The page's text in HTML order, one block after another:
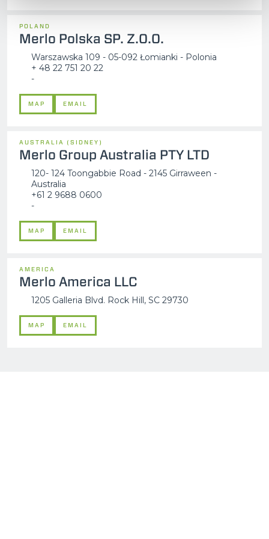
POLAND
Merlo Polska SP. Z.O.O.
Warszawska 109 - 05-092 Łomianki - Polonia
+ 48 22 751 20 22
-
MAP EMAIL
AUSTRALIA (SIDNEY)
Merlo Group Australia PTY LTD
120- 124 Toongabbie Road - 2145 Girraween -
Australia
+61 2 9688 0600
-
MAP EMAIL
AMERICA
Merlo America LLC
1205 Galleria Blvd. Rock Hill, SC 29730
MAP EMAIL